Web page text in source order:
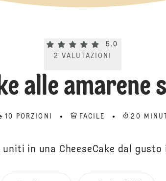
Current rating 5.0. Click
5.0
2
VALUTAZIONI
alle amarene
10 PORZIONI FACILE 20
uniti in una CheeseCake dal